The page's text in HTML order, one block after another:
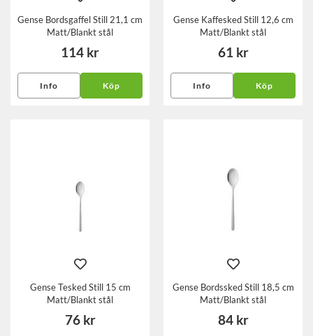
Gense Bordsgaffel Still 21,1 cm
Matt/Blankt stål
114 kr
Info Köp
Gense Kaffesked Still 12,6 cm
Matt/Blankt stål
61 kr
Info Köp
Gense Tesked Still 15 cm
Matt/Blankt stål
76 kr
Gense Bordssked Still 18,5 cm
Matt/Blankt stål
84 kr